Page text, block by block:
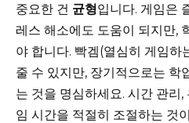
중요한 건 균형입니다. 게임은
레스 해소에도 도움이 되지만,
야 합니다. 빡겜(열심히 게임하
줄 수 있지만, 장기적으로는 학
는 것을 명심하세요. 시간 관리,
임 시간을 적절히 조절하는 것